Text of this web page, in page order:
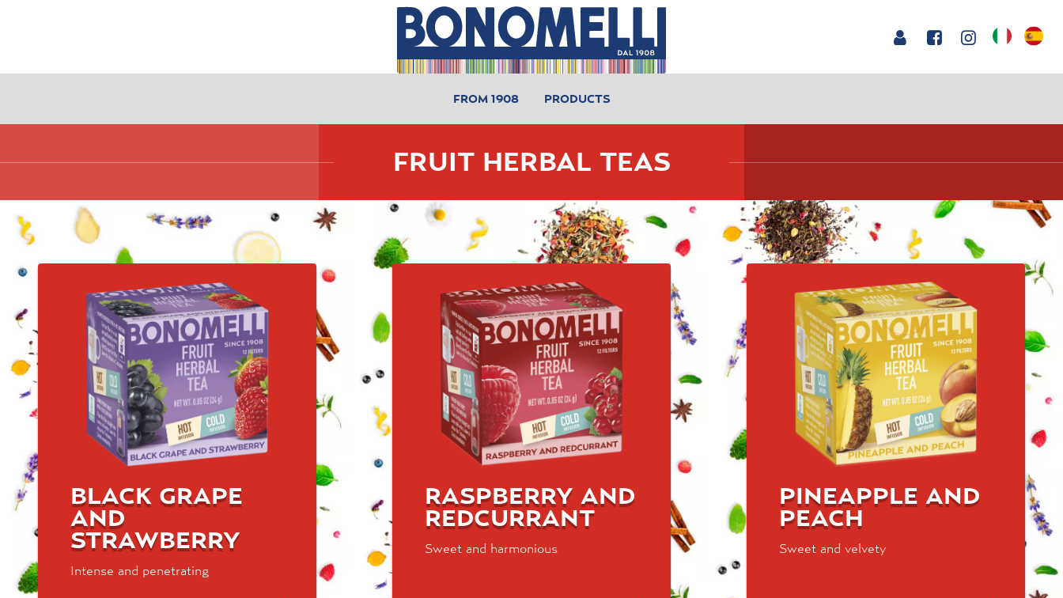
FROM 1908 PRODUCTS
FRUIT HERBAL TEAS
BLACK GRAPE
AND
STRAWBERRY
Intense and penetrating
RASPBERRY AND
REDCURRANT
Sweet and harmonious
PINEAPPLE AND
PEACH
Sweet and velvety